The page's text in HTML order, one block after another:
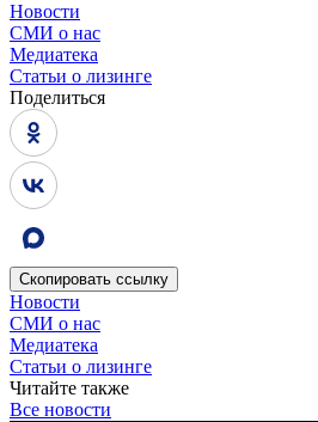
Новости
СМИ о нас
Медиатека
Статьи о лизинге
Поделиться
Скопировать ссылку
Новости
СМИ о нас
Медиатека
Статьи о лизинге
Читайте также
Все новости